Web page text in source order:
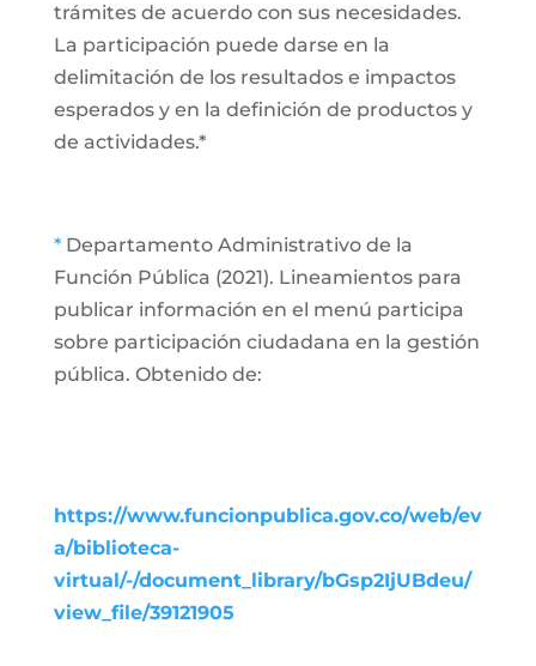
trámites de acuerdo con sus necesidades.
La participación puede darse en la
delimitación de los resultados e impactos
esperados y en la definición de productos y
de actividades.*
* Departamento Administrativo de la
Función Pública (2021). Lineamientos para
publicar información en el menú participa
sobre participación ciudadana en la gestión
pública. Obtenido de:
https://www.funcionpublica.gov.co/web/ev
a/biblioteca-
virtual/-/document_library/bGsp2IjUBdeu/
view_file/39121905